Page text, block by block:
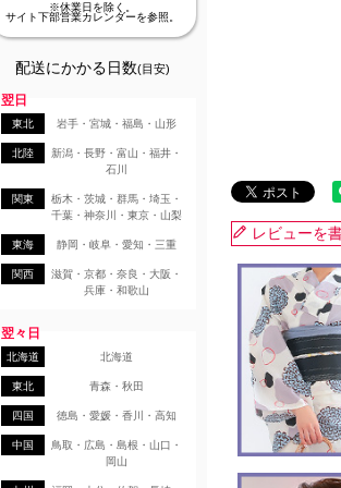
※休業日を除く。
サイト下部営業カレンダーを参照。
配送にかかる日数(目安)
翌日
東北 岩手・宮城・福島・山形
北陸
新潟・長野・富山・福井・
石川
関東
栃木・茨城・群馬・埼玉・
千葉・神奈川・東京・山梨
東海 静岡・岐阜・愛知・三重
関西
滋賀・京都・奈良・大阪・
兵庫・和歌山
翌々日
北海道 北海道
東北 青森・秋田
四国 徳島・愛媛・香川・高知
中国
鳥取・広島・島根・山口・
岡山
レビューを